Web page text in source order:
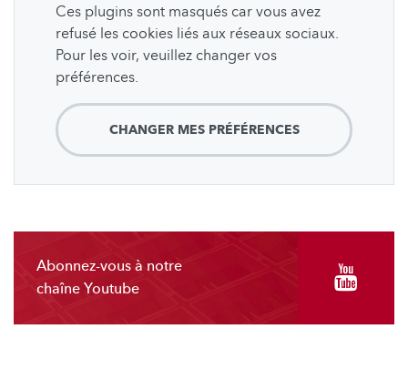
Ces plugins sont masqués car vous avez
refusé les cookies liés aux réseaux sociaux.
Pour les voir, veuillez changer vos
préférences.
CHANGER MES PRÉFÉRENCES
Abonnez-vous à notre
chaîne Youtube